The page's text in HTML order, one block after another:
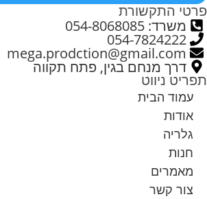
פרטי התקשורת
משרד: 054-8068085
054-7824222
mega.prodction@gmail.com
דרך מנחם בגין, פתח תקווה
תפריט ניווט
עמוד הבית
אודות
גלריה
חנות
מאמרים
צור קשר